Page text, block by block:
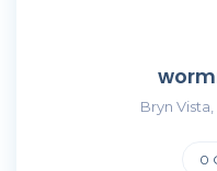
Bryn
0